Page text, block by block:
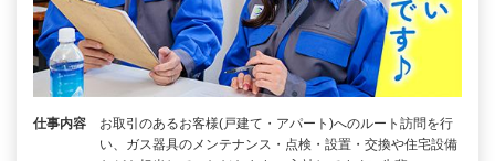
仕事内容
お取引のあるお客様(戸建て・アパート)へのルート訪問を行
い、ガス器具のメンテナンス・点検・設置・交換や住宅設備